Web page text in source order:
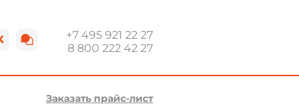
+7 495 921 22 27
8 800 222 42 27
Заказать прайс-лист